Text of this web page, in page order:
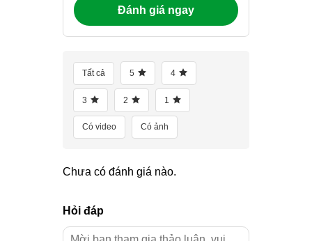
Đánh giá ngay
Tất cả 5 4
3 2 1
Có video Có ảnh
Chưa có đánh giá nào.
Hỏi đáp